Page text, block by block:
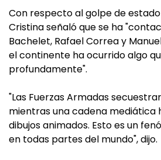
Con respecto al golpe de
Cristina señaló que se ha
Bachelet, Rafael Correa y
el continente ha ocurrido algo
profundamente".
"Las Fuerzas Armadas
mientras una cadena mediática
dibujos animados. Esto es un
en todas partes del mundo", dijo.